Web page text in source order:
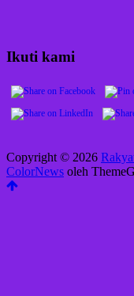
Ikuti kami
Copyright © 2026
ColorNews oleh